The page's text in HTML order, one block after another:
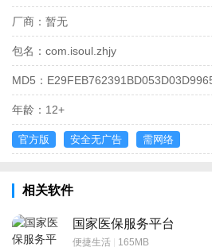
厂商： 暂无
包名： com.isoul.zhjy
MD5：
年龄： 12+
官方版 安全无广告 需网络
相关软件
国家医保服务平台
便捷生活 | 165MB